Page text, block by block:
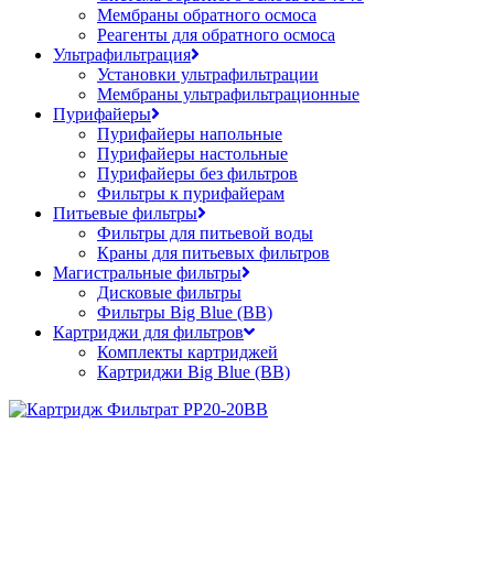
Мембраны обратного осмоса
Реагенты для обратного осмоса
Ультрафильтрация
Установки ультрафильтрации
Мембраны ультрафильтрационные
Пурифайеры
Пурифайеры напольные
Пурифайеры настольные
Пурифайеры без фильтров
Фильтры к пурифайерам
Питьевые фильтры
Фильтры для питьевой воды
Краны для питьевых фильтров
Магистральные фильтры
Дисковые фильтры
Фильтры Big Blue (BB)
Картриджи для фильтров
Комплекты картриджей
Картриджи Big Blue (BB)